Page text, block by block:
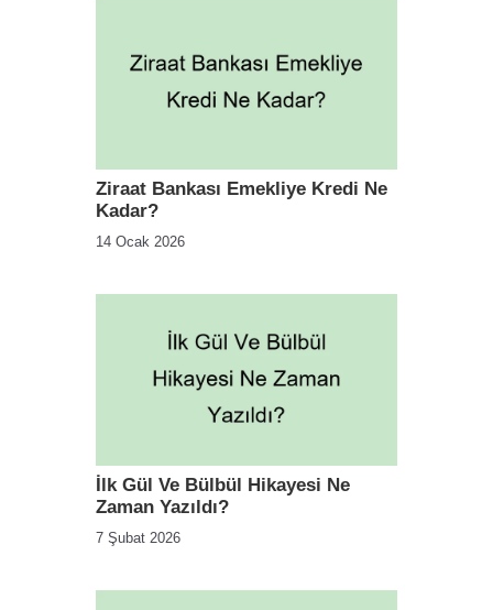
Ziraat Bankası Emekliye Kredi Ne
Kadar?
14 Ocak 2026
İlk Gül Ve Bülbül Hikayesi Ne
Zaman Yazıldı?
7 Şubat 2026